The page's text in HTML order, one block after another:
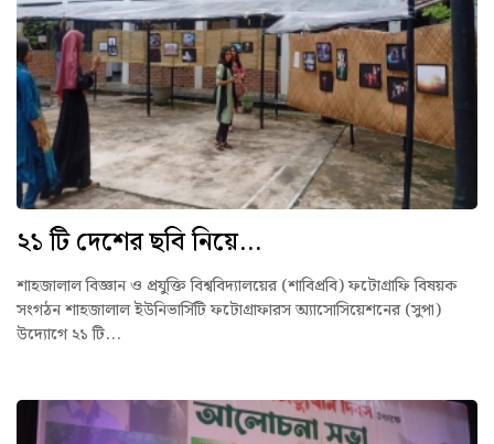
২১ টি দেশের ছবি নিয়ে...
শাহজালাল বিজ্ঞান ও প্রযুক্তি বিশ্ববিদ্যালয়ের (শাবিপ্রবি) ফটোগ্রাফি বিষয়ক
সংগঠন শাহজালাল ইউনিভার্সিটি ফটোগ্রাফারস অ্যাসোসিয়েশনের (সুপা)
উদ্যোগে ২১ টি...